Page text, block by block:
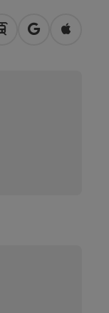
Anreise mit
in Google
in